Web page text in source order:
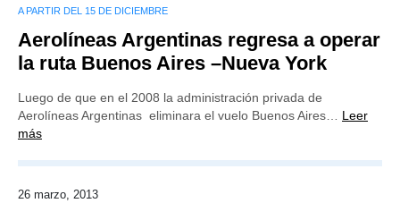
A PARTIR DEL 15 DE DICIEMBRE
Aerolíneas Argentinas regresa a operar
la ruta Buenos Aires –Nueva York
Luego de que en el 2008 la administración privada de
Aerolíneas Argentinas eliminara el vuelo Buenos Aires… Leer
más
26 marzo, 2013